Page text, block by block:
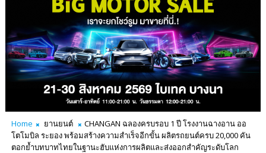
Home ยานยนต์
CHANGAN ฉลองครบรอบ 1 ปี โรงงานฉางอาน ออ
โตโมบิล ระยอง พร้อมสร้างความสำเร็จอีกขั้น ผลิตรถยนต์ครบ 20,000 คัน
ตอกย้ำบทบาทไทยในฐานะฮับแห่งการผลิตและส่งออกสำคัญระดับโลก